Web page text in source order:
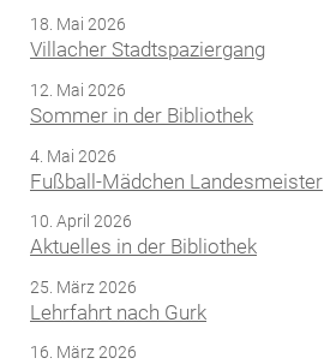
18. Mai 2026
Villacher Stadtspaziergang
12. Mai 2026
Sommer in der Bibliothek
4. Mai 2026
Fußball-Mädchen Landesmeister
10. April 2026
Aktuelles in der Bibliothek
25. März 2026
Lehrfahrt nach Gurk
16. März 2026